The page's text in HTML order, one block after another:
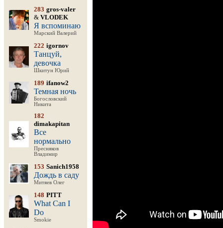
283 gros-valer
& VLODEK
Я вспоминаю
Марский Валерий
222 igornov
Танцуй,
девочка
Шкитун Юрий
189 ifanow2
Темная ночь
Богословский
Никита
182
dimakapitan
Все
нормально
Пресняков
Владимир
153 Sanich1958
Дождь в саду
Митяев Олег
148 PITT
What Can I
Do
Smokie